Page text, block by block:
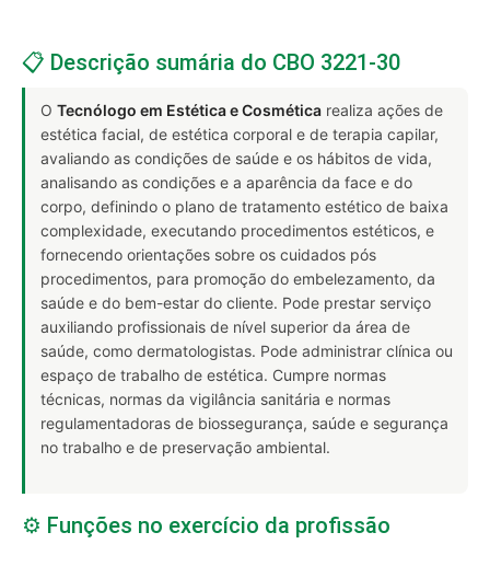
📋 Descrição sumária do CBO 3221-30
O Tecnólogo em Estética e Cosmética realiza ações de
estética facial, de estética corporal e de terapia capilar,
avaliando as condições de saúde e os hábitos de vida,
analisando as condições e a aparência da face e do
corpo, definindo o plano de tratamento estético de baixa
complexidade, executando procedimentos estéticos, e
fornecendo orientações sobre os cuidados pós
procedimentos, para promoção do embelezamento, da
saúde e do bem-estar do cliente. Pode prestar serviço
auxiliando profissionais de nível superior da área de
saúde, como dermatologistas. Pode administrar clínica ou
espaço de trabalho de estética. Cumpre normas
técnicas, normas da vigilância sanitária e normas
regulamentadoras de biossegurança, saúde e segurança
no trabalho e de preservação ambiental.
⚙️ Funções no exercício da profissão